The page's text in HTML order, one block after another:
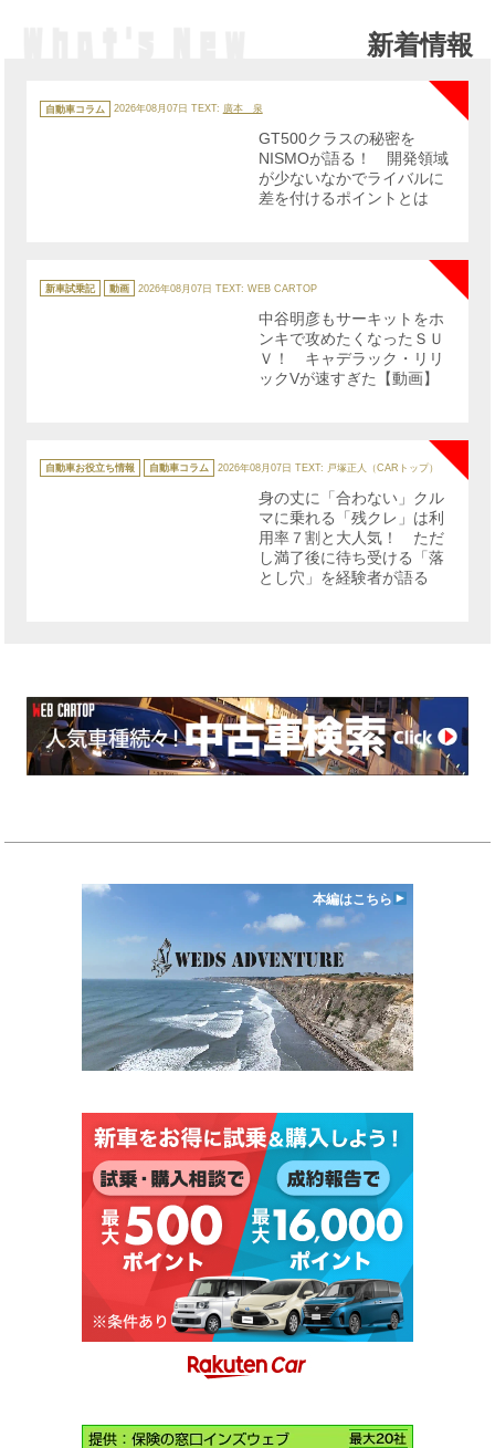
新着情報
テ
ゴ
自動車コラム 2026年08月07日 TEXT: 廣本 泉
NEW
GT500クラスの秘密を
NISMOが語る！ 開発領域
が少ないなかでライバルに
差を付けるポイントとは
テ
ゴ
新車試乗記 動画 2026年08月07日 TEXT: WEB CARTOP
中谷明彦もサーキットをホ
ンキで攻めたくなったＳＵ
Ｖ！ キャデラック・リリ
ックVが速すぎた【動画】
テ
ゴ
自動車お役立ち情報 自動車コラム 2026年08月07日 TEXT: 戸塚正人（CARトップ）
身の丈に「合わない」クル
マに乗れる「残クレ」は利
用率７割と大人気！ ただ
し満了後に待ち受ける「落
とし穴」を経験者が語る
本編はこちら